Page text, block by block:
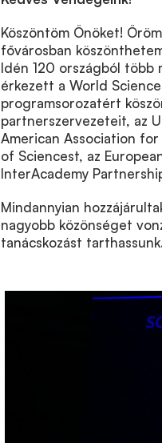
Köszöntöm Önöket!
fővárosban
Idén 120 országból
érkezett a World
programsorozatért
partnerszervezeteit, az
American Association
of Sciencest, az
InterAcademy
Mindannyian
nagyobb közönséget
tanácskozást